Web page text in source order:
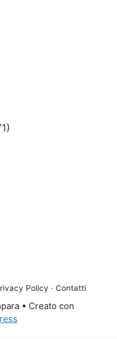
Policy · Contatti
• Creato con